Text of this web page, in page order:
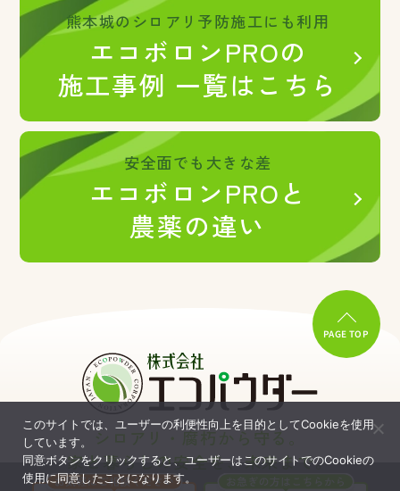
熊本城のシロアリ予防施工にも利用
エコボロンPROの
施工事例 一覧はこちら
安全面でも大きな差
エコボロンPROと
農薬の違い
PAGE TOP
シロアリ・腐朽から守る。
家と暮らしの安全を、未来まで。
このサイトでは、ユーザーの利便性向上を目的としてCookieを使用
しています。
同意ボタンをクリックすると、ユーザーはこのサイトでのCookieの
使用に同意したことになります。